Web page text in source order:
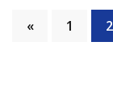
« 1 2